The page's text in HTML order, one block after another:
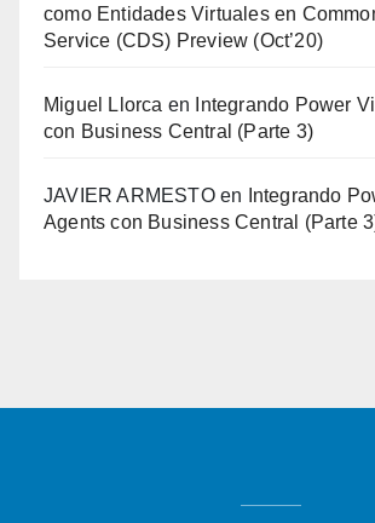
como Entidades Virtuales en
Service (CDS) Preview (Oct’20)
Miguel Llorca en
Integrando Power
con Business Central (Parte 3)
JAVIER ARMESTOen
Integrando
Agents con Business Central (Parte